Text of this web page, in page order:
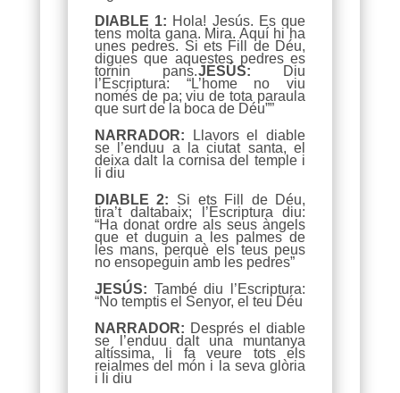
DIABLE 1: Hola! Jesús. Es que
tens molta gana. Mira. Aquí hi ha
unes pedres. Si ets Fill de Déu,
digues que aquestes pedres es
tornin pans.JESÚS: Diu
l’Escriptura: “L’home no viu
només de pa; viu de tota paraula
que surt de la boca de Déu””
NARRADOR: Llavors el diable
se l’enduu a la ciutat santa, el
deixa dalt la cornisa del temple i
li diu
DIABLE 2: Si ets Fill de Déu,
tira’t daltabaix; l’Escriptura diu:
“Ha donat ordre als seus àngels
que et duguin a les palmes de
les mans, perquè els teus peus
no ensopeguin amb les pedres”
JESÚS: També diu l’Escriptura:
“No temptis el Senyor, el teu Déu
NARRADOR: Després el diable
se l’enduu dalt una muntanya
altíssima, li fa veure tots els
reialmes del món i la seva glòria
i li diu